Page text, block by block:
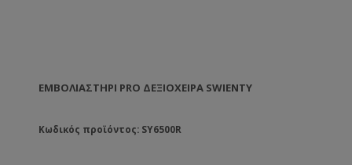
ΕΜΒΟΛΙΑΣΤΉΡΙ PRO ΔΕΞΙΌΧΕΙΡΑ SWIENTY
Κωδικός προϊόντος: SY6500R